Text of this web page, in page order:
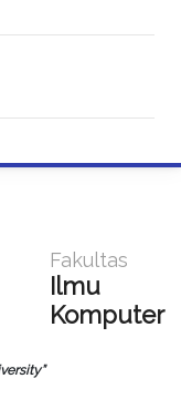
Fakultas
Ilmu
Komputer